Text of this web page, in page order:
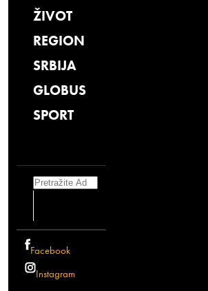
ŽIVOT
REGION
SRBIJA
GLOBUS
SPORT
Search
Facebook
Instagram